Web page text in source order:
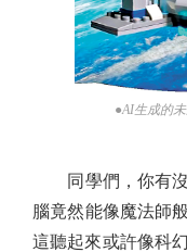
●AI生成的
同學們，你有沒
腦竟然能像魔法師
這聽起來或許像科